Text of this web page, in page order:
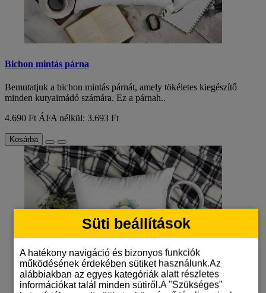
Bichon mintás párna
Bemutatjuk a bichon mintás párnát, amely tökéletes kiegészítő
minden kutyaimádó számára. Ez a párnah..
4.690 Ft ÁFA nélkül: 3.693 Ft
Kosárba
Süti beállítások
A hatékony navigáció és bizonyos funkciók
működésének érdekében sütiket használunk.Az
alábbiakban az egyes kategóriák alatt részletes
információkat talál minden sütiről.A "Szükséges"